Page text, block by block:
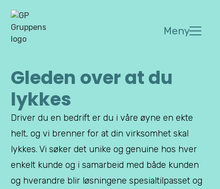
Meny
Gleden over at du
lykkes
Driver du en bedrift er du i våre øyne en ekte
helt, og vi brenner for at din virksomhet skal
lykkes. Vi søker det unike og genuine hos hver
enkelt kunde og i samarbeid med både kunden
og hverandre blir løsningene spesialtilpasset og